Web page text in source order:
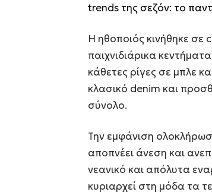
trends της σεζόν: το
Η ηθοποιός κινήθηκε σε
παιχνιδιάρικα
κάθετες ρίγες σε μπλε
κλασικό denim και
σύνολο.
Την εμφάνιση
αποπνέει άνεση και
νεανικό και απόλυτα
κυριαρχεί στη μόδα τα